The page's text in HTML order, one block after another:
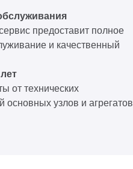
предоставит полное
и качественный
от технических
основных узлов и агрегатов